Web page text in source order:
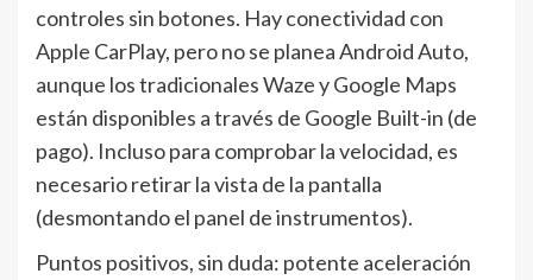
controles sin botones. Hay conectividad con
Apple CarPlay, pero no se planea Android Auto,
aunque los tradicionales Waze y Google Maps
están disponibles a través de Google Built-in (de
pago). Incluso para comprobar la velocidad, es
necesario retirar la vista de la pantalla
(desmontando el panel de instrumentos).
Puntos positivos, sin duda: potente aceleración